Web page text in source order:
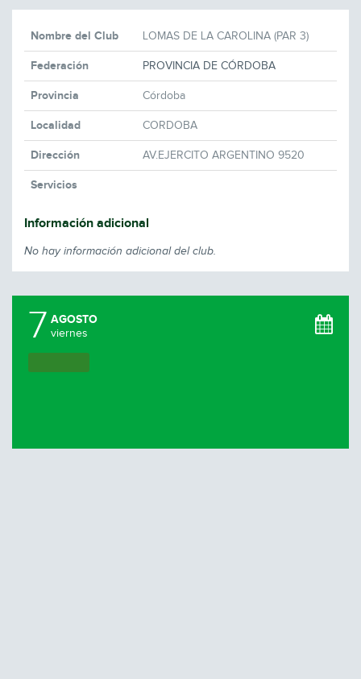
Nombre del Club LOMAS DE LA CAROLINA (PAR 3)
Federación PROVINCIA DE CÓRDOBA
Provincia Córdoba
Localidad CORDOBA
Dirección AV.EJERCITO ARGENTINO 9520
Servicios
Información adicional
No hay información adicional del club.
7 AGOSTO
viernes